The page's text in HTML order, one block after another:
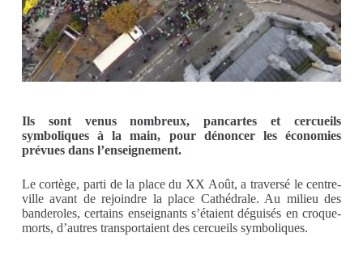
Ils sont venus nombreux, pancartes et cercueils
symboliques à la main, pour dénoncer les économies
prévues dans l’enseignement.
Le cortège, parti de la place du XX Août, a traversé le centre-
ville avant de rejoindre la place Cathédrale. Au milieu des
banderoles, certains enseignants s’étaient déguisés en croque-
morts, d’autres transportaient des cercueils symboliques.